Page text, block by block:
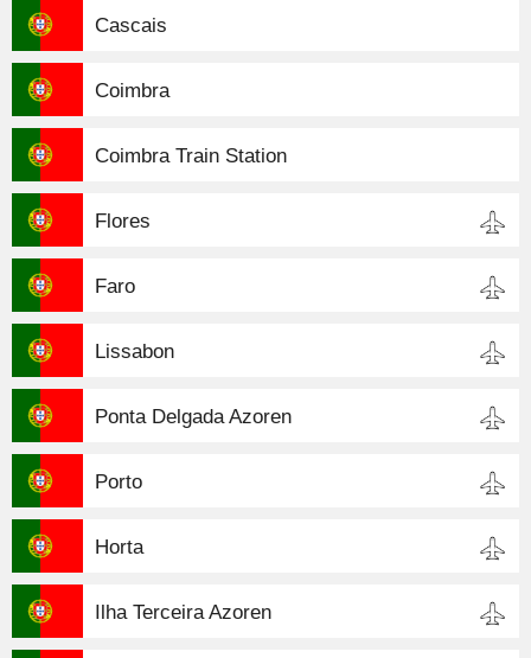
Cascais
Coimbra
Coimbra Train Station
Flores
Faro
Lissabon
Ponta Delgada Azoren
Porto
Horta
Ilha Terceira Azoren